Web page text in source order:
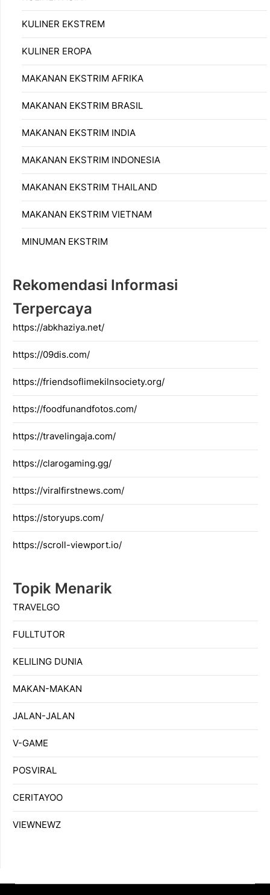
KULINER EKSTREM
KULINER EROPA
MAKANAN EKSTRIM AFRIKA
MAKANAN EKSTRIM BRASIL
MAKANAN EKSTRIM INDIA
MAKANAN EKSTRIM INDONESIA
MAKANAN EKSTRIM THAILAND
MAKANAN EKSTRIM VIETNAM
MINUMAN EKSTRIM
Rekomendasi Informasi
Terpercaya
https://abkhaziya.net/
https://09dis.com/
https://friendsoflimekilnsociety.org/
https://foodfunandfotos.com/
https://travelingaja.com/
https://clarogaming.gg/
https://viralfirstnews.com/
https://storyups.com/
https://scroll-viewport.io/
Topik Menarik
TRAVELGO
FULLTUTOR
KELILING DUNIA
MAKAN-MAKAN
JALAN-JALAN
V-GAME
POSVIRAL
CERITAYOO
VIEWNEWZ